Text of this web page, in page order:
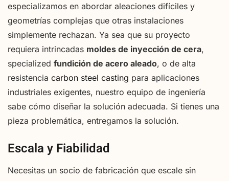
especializamos en abordar aleaciones difíciles y
geometrías complejas que otras instalaciones
simplemente rechazan. Ya sea que su proyecto
requiera intrincadas moldes de inyección de cera,
specialized fundición de acero aleado, o de alta
resistencia carbon steel casting para aplicaciones
industriales exigentes, nuestro equipo de ingeniería
sabe cómo diseñar la solución adecuada. Si tienes una
pieza problemática, entregamos la solución.
Escala y Fiabilidad
Necesitas un socio de fabricación que escale sin